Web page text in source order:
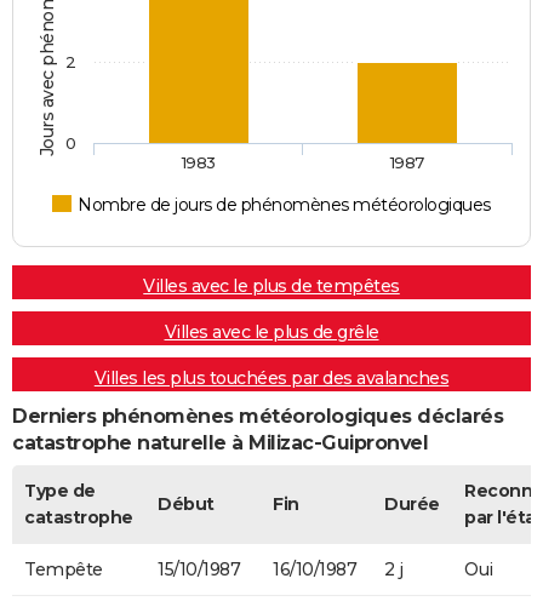
Nombre de jours de phénomènes météorologiques
1983 1987
0
2
Villes avec le plus de tempêtes
Villes avec le plus de grêle
Villes les plus touchées par des avalanches
Derniers phénomènes météorologiques déclarés
catastrophe naturelle à Milizac-Guipronvel
Type de
catastrophe
Début Fin Durée
par l'état
Tempête 15/10/1987 16/10/1987 2 j Oui